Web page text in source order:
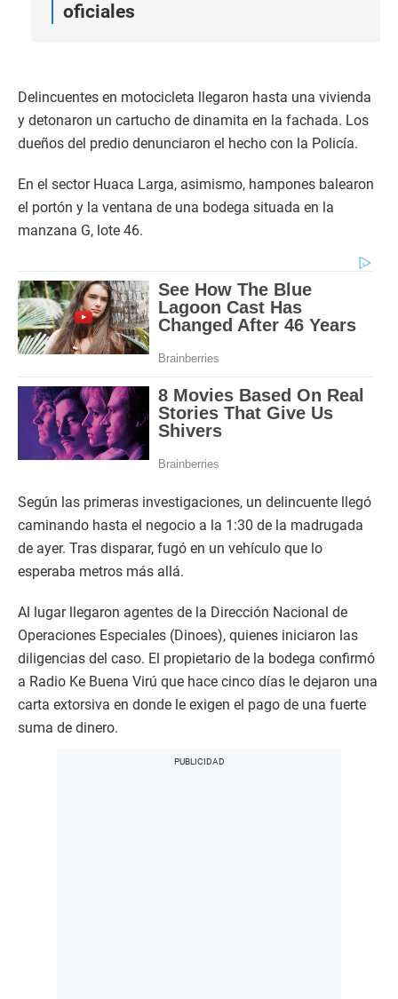
oficiales
Delincuentes en motocicleta llegaron hasta una vivienda
y detonaron un cartucho de dinamita en la fachada. Los
dueños del predio denunciaron el hecho con la Policía.
En el sector Huaca Larga, asimismo, hampones balearon
el portón y la ventana de una bodega situada en la
manzana G, lote 46.
Según las primeras investigaciones, un delincuente llegó
caminando hasta el negocio a la 1:30 de la madrugada
de ayer. Tras disparar, fugó en un vehículo que lo
esperaba metros más allá.
Al lugar llegaron agentes de la Dirección Nacional de
Operaciones Especiales (Dinoes), quienes iniciaron las
diligencias del caso. El propietario de la bodega confirmó
a Radio Ke Buena Virú que hace cinco días le dejaron una
carta extorsiva en donde le exigen el pago de una fuerte
suma de dinero.